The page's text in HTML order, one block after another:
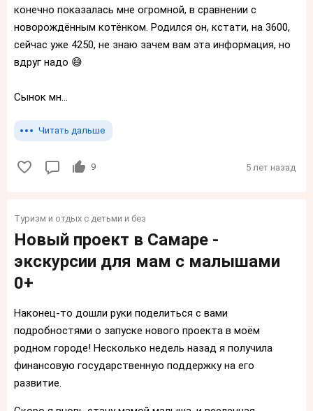
конечно показалась мне огромной, в сравнении с
новорождённым котёнком. Родился он, кстати, на 3600,
сейчас уже 4250, не знаю зачем вам эта информация, но
вдруг надо 😅
Сынок мн...
Читать дальше
9 5 лет назад
Туризм и отдых с детьми и без
Новый проект в Самаре -
экскурсии для мам с малышами
0+
Наконец-то дошли руки поделиться с вами
подробностями о запуске нового проекта в моём
родном городе! Несколько недель назад я получила
финансовую государственную поддержку на его
развитие.